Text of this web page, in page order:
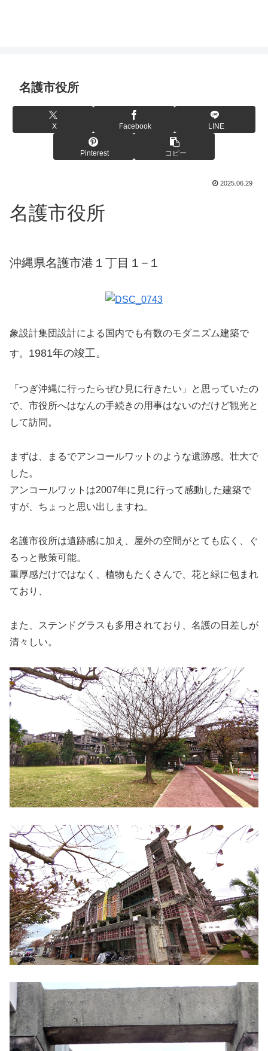
名護市役所
X Facebook LINE
Pinterest コピー
2025.06.29
名護市役所
沖縄県名護市港１丁目１−１
象設計集団設計による国内でも有数のモダニズム建築で
す。 1981年の竣工。
「つぎ沖縄に行ったらぜひ見に行きたい」と思っていたの
で、市役所へはなんの手続きの用事はないのだけど観光と
して訪問。
まずは、まるでアンコールワットのような遺跡感。壮大で
した。
アンコールワットは2007年に見に行って感動した建築で
すが、ちょっと思い出しますね。
名護市役所は遺跡感に加え、屋外の空間がとても広く、ぐ
るっと散策可能。
重厚感だけではなく、植物もたくさんで、花と緑に包まれ
ており、
また、ステンドグラスも多用されており、名護の日差しが
清々しい。